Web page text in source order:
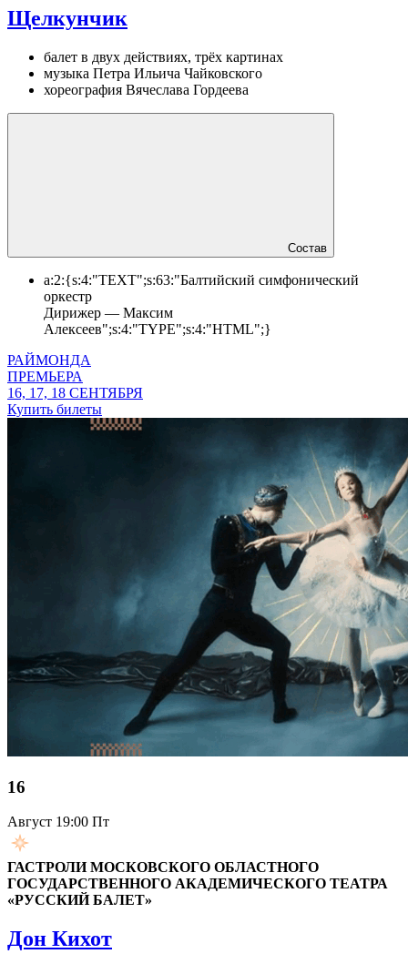
Щелкунчик
балет в двух действиях, трёх картинах
музыка Петра Ильича Чайковского
хореография Вячеслава Гордеева
Состав
a:2:{s:4:"TEXT";s:63:"Балтийский симфонический
оркестр
Дирижер — Максим
Алексеев";s:4:"TYPE";s:4:"HTML";}
РАЙМОНДА
ПРЕМЬЕРА
16, 17, 18 СЕНТЯБРЯ
Купить билеты
16
Август 19:00 Пт
ГАСТРОЛИ МОСКОВСКОГО ОБЛАСТНОГО
ГОСУДАРСТВЕННОГО АКАДЕМИЧЕСКОГО ТЕАТРА
«РУССКИЙ БАЛЕТ»
Дон Кихот